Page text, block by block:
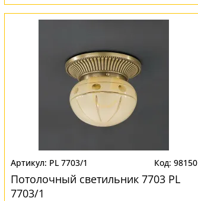
PL 7703/1 98150
Потолочный светильник 7703 PL
7703/1